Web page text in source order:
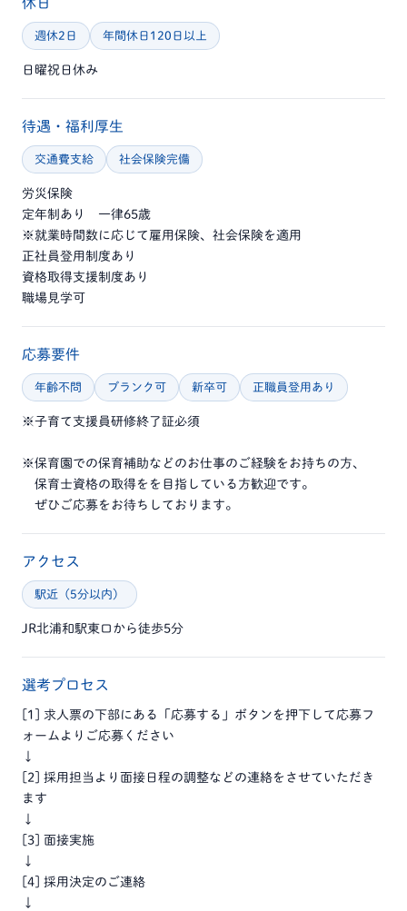
休日
週休2日 年間休日120日以上
日曜祝日休み
待遇・福利厚生
交通費支給 社会保険完備
労災保険
定年制あり 一律65歳
※就業時間数に応じて雇用保険、社会保険を適用
正社員登用制度あり
資格取得支援制度あり
職場見学可
応募要件
年齢不問 ブランク可 新卒可 正職員登用あり
※子育て支援員研修終了証必須
※保育園での保育補助などのお仕事のご経験をお持ちの方、
保育士資格の取得をを目指している方歓迎です。
ぜひご応募をお待ちしております。
アクセス
駅近（5分以内）
JR北浦和駅東口から徒歩5分
選考プロセス
[1] 求人票の下部にある「応募する」ボタンを押下して応募フ
ォームよりご応募ください
↓
[2] 採用担当より面接日程の調整などの連絡をさせていただき
ます
↓
[3] 面接実施
↓
[4] 採用決定のご連絡
↓